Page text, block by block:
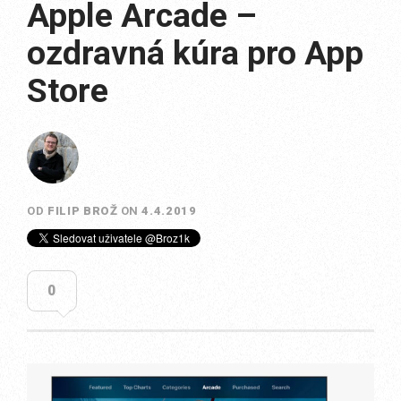
Apple Arcade –
ozdravná kúra pro App
Store
OD FILIP BROŽ ON4.4.2019
0